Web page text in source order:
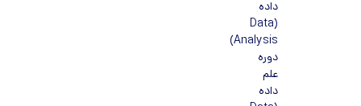
داده
(Data
Analysis)
دوره
علم
داده